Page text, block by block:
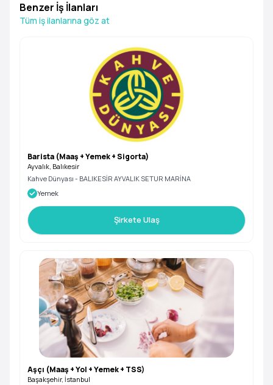
Benzer İş İlanları
Tüm iş ilanlarına göz at
Barista (Maaş + Yemek + Sigorta)
Ayvalık, Balıkesir
Kahve Dünyası - BALIKESİR AYVALIK SETUR MARİNA
Yemek
Şirkete Ulaş
Aşçı (Maaş + Yol + Yemek + TSS)
Başakşehir, İstanbul